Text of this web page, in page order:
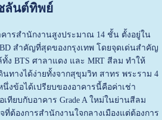
ลันต์ทิพย์
รสำนักงานสูงประมาณ 14 ชั้น ตั้งอยู่ใน
สำคัญที่สุดของกรุงเทพ โดยจุดเด่นสำคัญ
ง BTS ศาลาแดง และ MRT สีลม ทำให้
ทางได้ง่ายทั้งจากสุขุมวิท สาทร พระราม 4
นึ่งข้อได้เปรียบของอาคารนี้คือค่าเช่า
ทียบกับอาคาร Grade A ใหม่ในย่านสีลม
ต้องการสำนักงานใจกลางเมืองแต่ต้องการ